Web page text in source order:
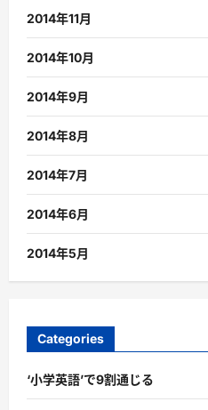
2014年11月
2014年10月
2014年9月
2014年8月
2014年7月
2014年6月
2014年5月
Categories
‘小学英語’で9割通じる